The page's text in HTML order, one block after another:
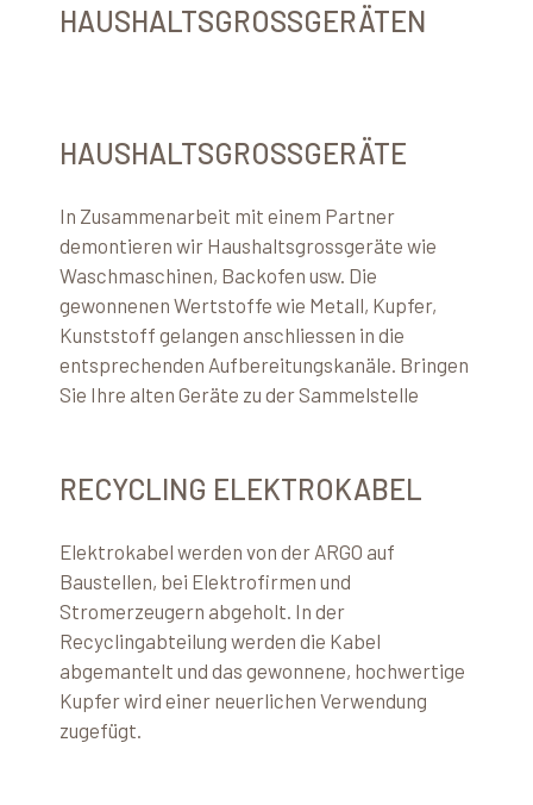
HAUSHALTSGROSSGERÄTEN
HAUSHALTSGROSSGERÄTE
In Zusammenarbeit mit einem Partner
demontieren wir Haushaltsgrossgeräte wie
Waschmaschinen, Backofen usw. Die
gewonnenen Wertstoffe wie Metall, Kupfer,
Kunststoff gelangen anschliessen in die
entsprechenden Aufbereitungskanäle. Bringen
Sie Ihre alten Geräte zu der Sammelstelle
RECYCLING ELEKTROKABEL
Elektrokabel werden von der ARGO auf
Baustellen, bei Elektrofirmen und
Stromerzeugern abgeholt. In der
Recyclingabteilung werden die Kabel
abgemantelt und das gewonnene, hochwertige
Kupfer wird einer neuerlichen Verwendung
zugefügt.